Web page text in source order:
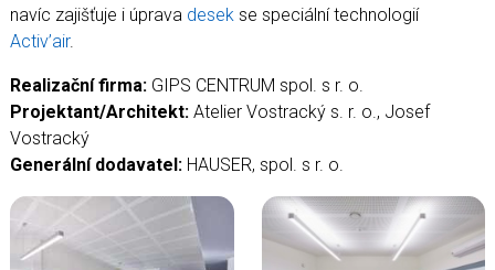
navíc zajišťuje i úprava desek se speciální technologií
Activ’air.
Realizační firma: GIPS CENTRUM spol. s r. o.
Projektant/Architekt: Atelier Vostracký s. r. o., Josef
Vostracký
Generální dodavatel: HAUSER, spol. s r. o.